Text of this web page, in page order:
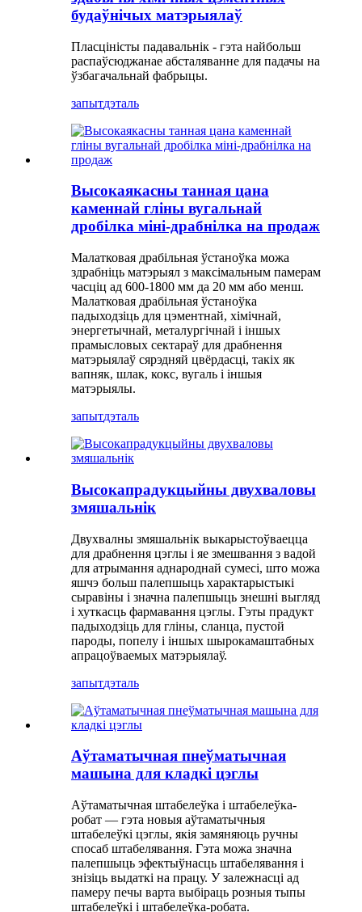
будаўнічых матэрыялаў
Пласціністы падавальнік - гэта найбольш
распаўсюджанае абсталяванне для падачы на ​​
ўзбагачальнай фабрыцы.
запытдэталь
Высокаякасны танная цана
каменнай гліны вугальнай
дробілка міні-драбнілка на продаж
Малатковая драбільная ўстаноўка можа
здрабніць матэрыял з максімальным памерам
часціц ад 600-1800 мм да 20 мм або менш.
Малатковая драбільная ўстаноўка
падыходзіць для цэментнай, хімічнай,
энергетычнай, металургічнай і іншых
прамысловых сектараў для драбнення
матэрыялаў сярэдняй цвёрдасці, такіх як
вапняк, шлак, кокс, вугаль і іншыя
матэрыялы.
запытдэталь
Высокапрадукцыйны двухваловы
змяшальнік
Двухвалны змяшальнік выкарыстоўваецца
для драбнення цэглы і яе змешвання з вадой
для атрымання аднароднай сумесі, што можа
яшчэ больш палепшыць характарыстыкі
сыравіны і значна палепшыць знешні выгляд
і хуткасць фармавання цэглы. Гэты прадукт
падыходзіць для гліны, сланца, пустой
пароды, попелу і іншых шырокамаштабных
апрацоўваемых матэрыялаў.
запытдэталь
Аўтаматычная пнеўматычная
машына для кладкі цэглы
Аўтаматычная штабелеўка і штабелеўка-
робат — гэта новыя аўтаматычныя
штабелеўкі цэглы, якія замяняюць ручны
спосаб штабелявання. Гэта можа значна
палепшыць эфектыўнасць штабелявання і
знізіць выдаткі на працу. У залежнасці ад
памеру печы варта выбіраць розныя тыпы
штабелеўкі і штабелеўка-робата.